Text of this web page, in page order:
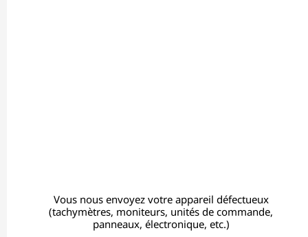
Vous nous envoyez votre appareil défectueux
(tachymètres, moniteurs, unités de commande,
panneaux, électronique, etc.)